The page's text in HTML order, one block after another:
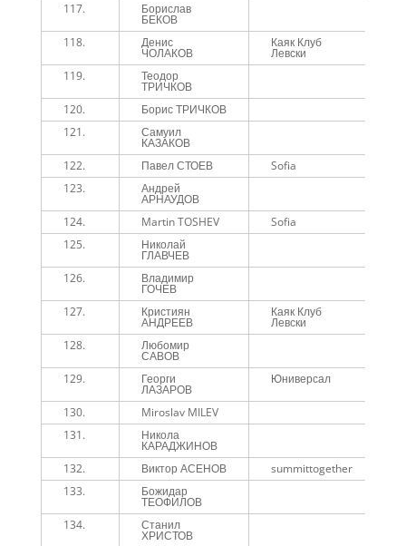
117.
Борислав
БЕКОВ
118. Денис
ЧОЛАКОВ
Каяк Клуб
Левски
119. Теодор
ТРИЧКОВ
120. Борис ТРИЧКОВ
121.
Самуил
КАЗАКОВ
122. Павел СТОЕВ Sofia
123.
Андрей
АРНАУДОВ
124. Martin TOSHEV Sofia
125.
Николай
ГЛАВЧЕВ
126. Владимир
ГОЧЕВ
127. Кристиян
АНДРЕЕВ
Каяк Клуб
Левски
128. Любомир
САВОВ
129. Георги
ЛАЗАРОВ
Юниверсал
130. Miroslav MILEV
131.
Никола
КАРАДЖИНОВ
132. Виктор АСЕНОВ summittogether
133.
Божидар
ТЕОФИЛОВ
134. Станил
ХРИСТОВ